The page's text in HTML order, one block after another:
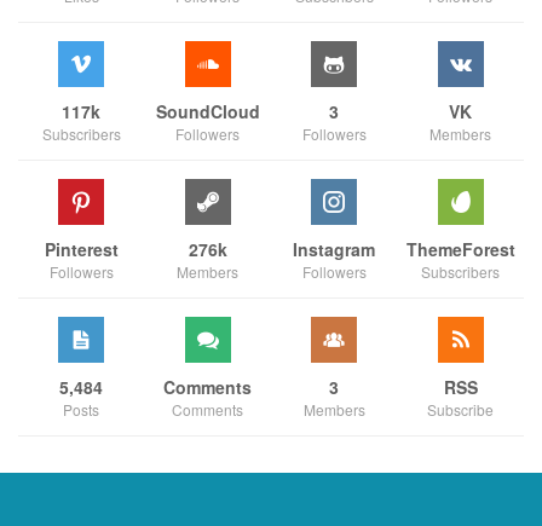
117k
Subscribers
SoundCloud
Followers
3
Followers
VK
Members
Pinterest
Followers
276k
Members
Instagram
Followers
ThemeForest
Subscribers
5,484
Posts
Comments
Comments
3
Members
RSS
Subscribe